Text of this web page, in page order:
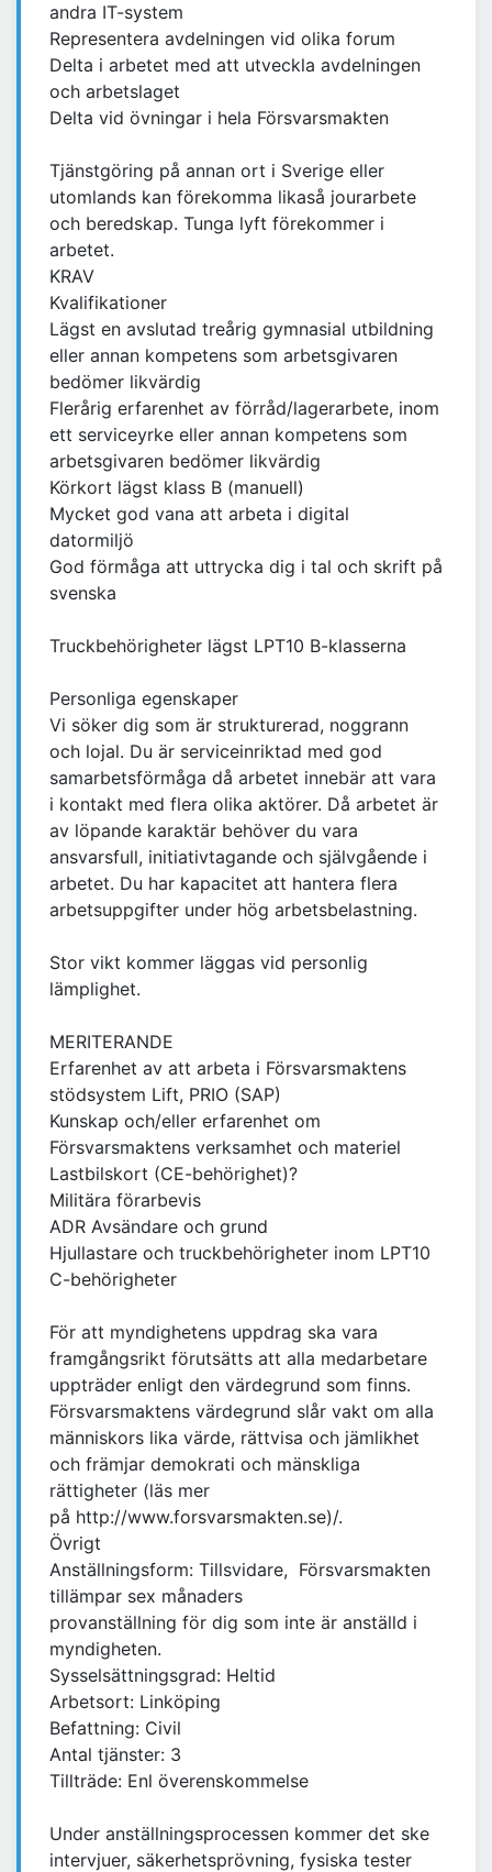
andra IT-system
Representera avdelningen vid olika forum
Delta i arbetet med att utveckla avdelningen
och arbetslaget
Delta vid övningar i hela Försvarsmakten
Tjänstgöring på annan ort i Sverige eller
utomlands kan förekomma likaså jourarbete
och beredskap. Tunga lyft förekommer i
arbetet.
KRAV
Kvalifikationer
Lägst en avslutad treårig gymnasial utbildning
eller annan kompetens som arbetsgivaren
bedömer likvärdig
Flerårig erfarenhet av förråd/lagerarbete, inom
ett serviceyrke eller annan kompetens som
arbetsgivaren bedömer likvärdig
Körkort lägst klass B (manuell)
Mycket god vana att arbeta i digital
datormiljö
God förmåga att uttrycka dig i tal och skrift på
svenska
Truckbehörigheter lägst LPT10 B-klasserna
Personliga egenskaper
Vi söker dig som är strukturerad, noggrann
och lojal. Du är serviceinriktad med god
samarbetsförmåga då arbetet innebär att vara
i kontakt med flera olika aktörer. Då arbetet är
av löpande karaktär behöver du vara
ansvarsfull, initiativtagande och självgående i
arbetet. Du har kapacitet att hantera flera
arbetsuppgifter under hög arbetsbelastning.
Stor vikt kommer läggas vid personlig
lämplighet.
MERITERANDE
Erfarenhet av att arbeta i Försvarsmaktens
stödsystem Lift, PRIO (SAP)
Kunskap och/eller erfarenhet om
Försvarsmaktens verksamhet och materiel
Lastbilskort (CE-behörighet)?
Militära förarbevis
ADR Avsändare och grund
Hjullastare och truckbehörigheter inom LPT10
C-behörigheter
För att myndighetens uppdrag ska vara
framgångsrikt förutsätts att alla medarbetare
uppträder enligt den värdegrund som finns.
Försvarsmaktens värdegrund slår vakt om alla
människors lika värde, rättvisa och jämlikhet
och främjar demokrati och mänskliga
rättigheter (läs mer
på http://www.forsvarsmakten.se)/.
Övrigt
Anställningsform: Tillsvidare, Försvarsmakten
tillämpar sex månaders
provanställning för dig som inte är anställd i
myndigheten.
Sysselsättningsgrad: Heltid
Arbetsort: Linköping
Befattning: Civil
Antal tjänster: 3
Tillträde: Enl överenskommelse
Under anställningsprocessen kommer det ske
intervjuer, säkerhetsprövning, fysiska tester